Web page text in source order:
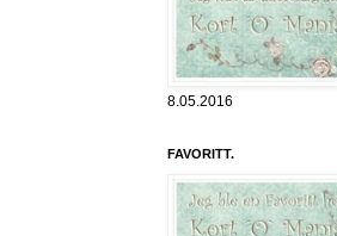
8.05.2016
FAVORITT.